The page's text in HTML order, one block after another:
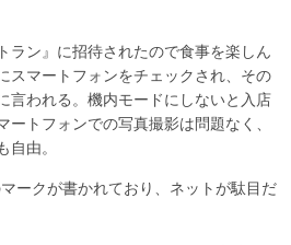
ラン』に招待されたので食事を楽しん
スマートフォンをチェックされ、その
言われる。機内モードにしないと入店
ートフォンでの写真撮影は問題なく、
自由。
ークが書かれており、ネットが駄目だ